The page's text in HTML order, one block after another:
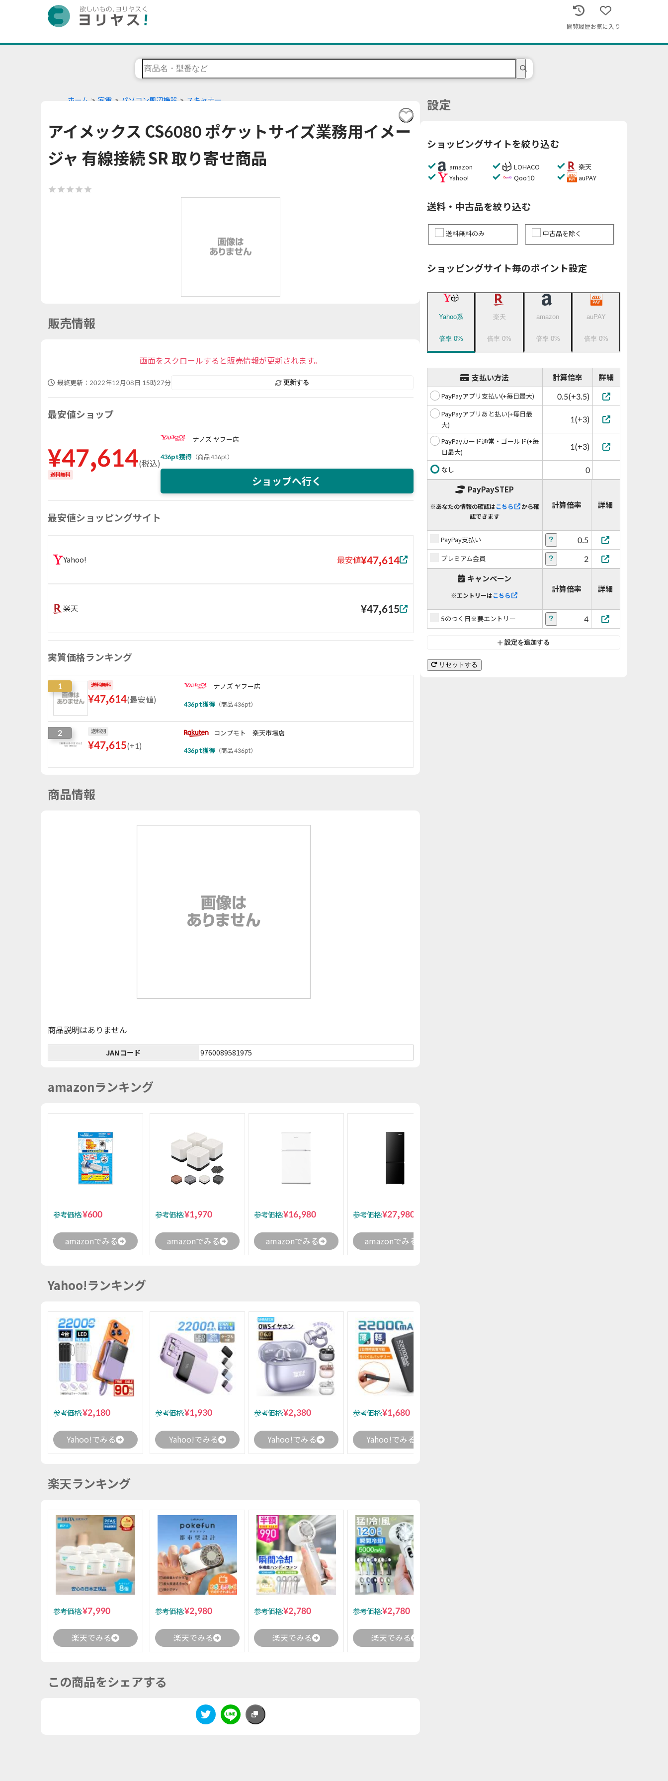
閲覧履歴お気に入り
ホーム 家電 パソコン周辺機器 スキャナー
アイメックス CS6080 ポケットサイズ業務用イメー
ジャ 有線接続 SR 取り寄せ商品
販売情報
画面をスクロールすると販売情報が更新されます。
最終更新： 2022年12月08日 15時27分 更新する
最安値ショップ
¥47,614(税込)
送料無料
ナノズ ヤフー店
436pt獲得 （商品 436pt）
ショップへ行く
最安値ショッピングサイト
Yahoo! 最安値¥47,614
楽天 ¥47,615
実質価格ランキング
1 送料無料
¥47,614(最安値)
ナノズ ヤフー店
436pt獲得 （商品 436pt）
2 送料別
¥47,615(+1)
コンプモト 楽天市場店
436pt獲得 （商品 436pt）
商品情報
商品説明はありません
JANコード 9760089581975
amazonランキング
参考価格:¥600
amazonでみる
参考価格:¥1,970
amazonでみる
参考価格:¥16,980
amazonでみる
参考価格:¥27,980
amazonでみる
Yahoo!ランキング
参考価格:¥2,180
Yahoo!でみる
参考価格:¥1,930
Yahoo!でみる
参考価格:¥2,380
Yahoo!でみる
参考価格:¥1,680
Yahoo!でみる
楽天ランキング
参考価格:¥7,990
楽天でみる
参考価格:¥2,980
楽天でみる
参考価格:¥2,780
楽天でみる
参考価格:¥2,780
楽天でみる
この商品をシェアする
設定
ショッピングサイトを絞り込む
amazon LOHACO
楽天
Yahoo!
Qoo10 auPAY
送料・中古品を絞り込む
送料無料のみ 中古品を除く
ショッピングサイト毎のポイント設定
Yahoo系
倍率0%
楽天
倍率0%
amazon
倍率 0%
auPAY
倍率0%
支払い方法 計算倍率 詳細
PayPayアプリ支払い(+毎日最大) 0.5(+3.5)
PayPayアプリあと払い(+毎日最
大)
1(+3)
PayPayカード通常・ゴールド(+毎
日最大)
1(+3)
なし 0
PayPaySTEP
※あなたの情報の確認はこちら
から確
認できます
計算倍率 詳細
PayPay支払い 0.5
プレミアム会員 2
キャンペーン
※エントリーはこちら
計算倍率 詳細
5のつく日※要エントリー 4
設定を追加する
リセットする